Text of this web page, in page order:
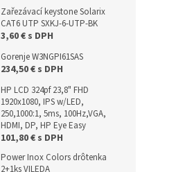
Zařezávací keystone Solarix
CAT6 UTP SXKJ-6-UTP-BK
3,60 € s DPH
Gorenje W3NGPI61SAS
234,50 € s DPH
HP LCD 324pf 23,8" FHD
1920x1080, IPS w/LED,
250,1000:1, 5ms, 100Hz,VGA,
HDMI, DP, HP Eye Easy
101,80 € s DPH
Power Inox Colors drôtenka
2+1ks VILEDA